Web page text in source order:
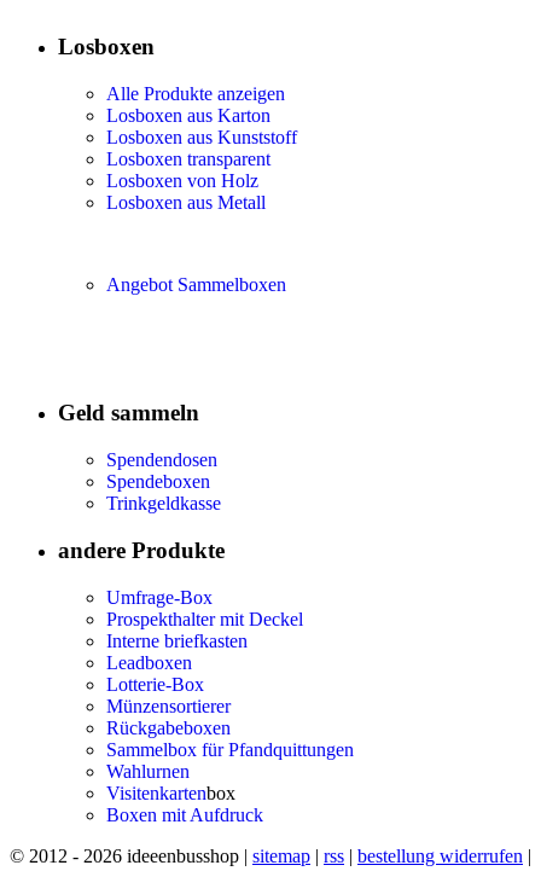
Losboxen
Alle Produkte anzeigen
Losboxen aus Karton
Losboxen aus Kunststoff
Losboxen transparent
Losboxen von Holz
Losboxen aus Metall
Angebot Sammelboxen
Geld sammeln
Spendendosen
Spendeboxen
Trinkgeldkasse
andere Produkte
Umfrage-Box
Prospekthalter mit Deckel
Interne briefkasten
Leadboxen
Lotterie-Box
Münzensortierer
Rückgabeboxen
Sammelbox für Pfandquittungen
Wahlurnen
Visitenkartenbox
Boxen mit Aufdruck
© 2012 - 2026 ideeenbusshop | sitemap | rss | bestellung widerrufen |